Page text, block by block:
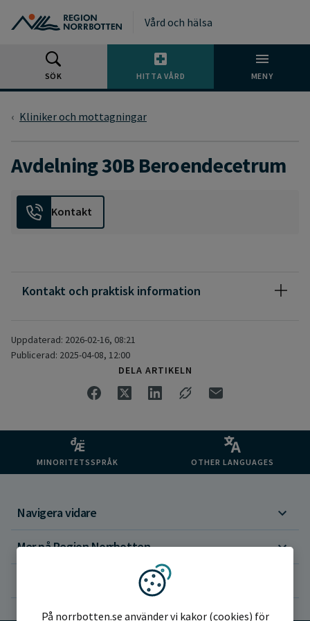
Vård och hälsa
SÖK HITTA VÅRD MENY
Kliniker och mottagningar
Avdelning 30B Beroendecetrum
Kontakt
Kontakt och praktisk information
Uppdaterad: 2026-02-16, 08:21
Publicerad: 2025-04-08, 12:00
DELA ARTIKELN
MINORITETSSPRÅK OTHER LANGUAGES
Navigera vidare
Mer på Region Norrbotten
Vi använder kakor
På norrbotten.se använder vi kakor (cookies) för